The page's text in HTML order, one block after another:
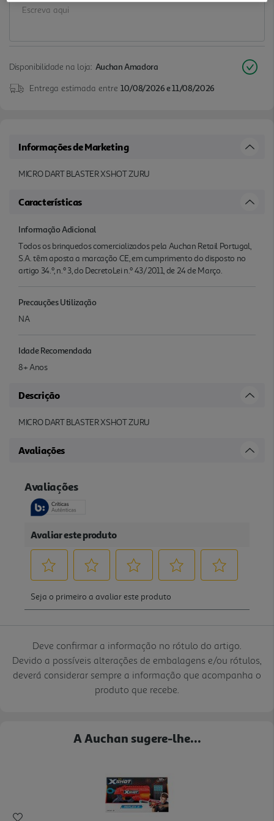
Disponibilidade na loja: Auchan Amadora
Entrega estimada entre 10/08/2026 e 11/08/2026
Informações de Marketing
MICRO DART BLASTER XSHOT ZURU
Características
Informação Adicional
Todos os brinquedos comercializados pela Auchan Retail Portugal,
S.A. têm aposta a marcação CE, em cumprimento do disposto no
artigo 34.º, n.º 3, do DecretoLei n.º 43/2011, de 24 de Março.
Precauções Utilização
NA
Idade Recomendada
8+ Anos
Descrição
MICRO DART BLASTER XSHOT ZURU
Avaliações
Deve confirmar a informação no rótulo do artigo.
Devido a possíveis alterações de embalagens e/ou rótulos,
deverá considerar sempre a informação que acompanha o
produto que recebe.
A Auchan sugere-lhe...